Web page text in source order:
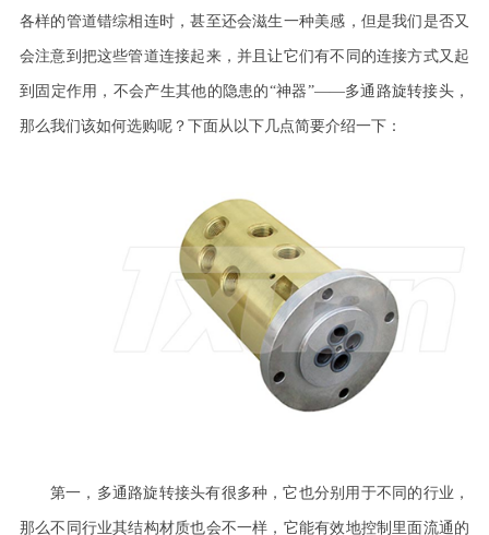
各样的管道错综相连时，甚至还会滋生一种美感，但是我们是否又
会注意到把这些管道连接起来，并且让它们有不同的连接方式又起
到固定作用，不会产生其他的隐患的“神器”——多通路旋转接头，
那么我们该如何选购呢？下面从以下几点简要介绍一下：
第一，多通路旋转接头有很多种，它也分别用于不同的行业，
那么不同行业其结构材质也会不一样，它能有效地控制里面流通的